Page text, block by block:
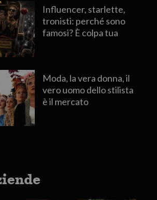
Influencer, starlette,
tronisti: perché sono
famosi? È colpa tua
Moda, la vera donna, il
vero uomo dello stilista
è il mercato